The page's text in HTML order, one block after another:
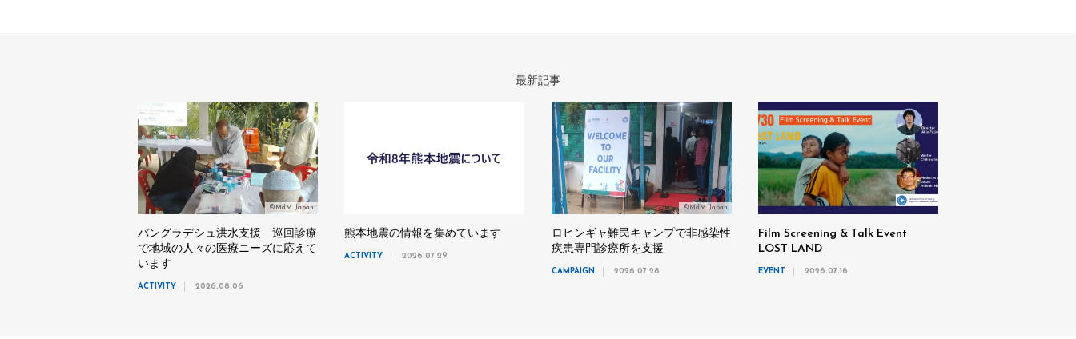
最新記事
©MdM Japan
バングラデシュ洪水支援 巡回診療
で地域の人々の医療ニーズに応えて
います
ACTIVITY 2026.08.06
熊本地震の情報を集めています
ACTIVITY 2026.07.29
©MdM Japan
ロヒンギャ難民キャンプで非感染性
疾患専門診療所を支援
CAMPAIGN 2026.07.28
Film Screening & Talk Event
LOST LAND
EVENT 2026.07.16